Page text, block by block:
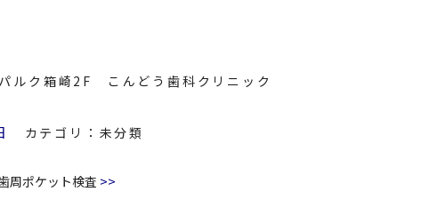
ルク箱崎2F こんどう歯科クリニック
カテゴリ： 未分類
周ポケット検査 >>